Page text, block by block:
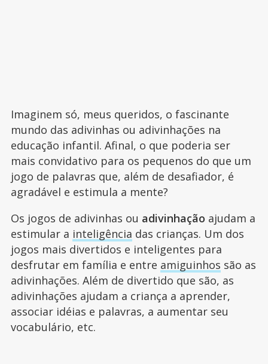
Imaginem só, meus queridos, o fascinante
mundo das adivinhas ou adivinhações na
educação infantil. Afinal, o que poderia ser
mais convidativo para os pequenos do que um
jogo de palavras que, além de desafiador, é
agradável e estimula a mente?
Os jogos de adivinhas ou adivinhação ajudam a
estimular a inteligência das crianças. Um dos
jogos mais divertidos e inteligentes para
desfrutar em família e entre amiguinhos são as
adivinhações. Além de divertido que são, as
adivinhações ajudam a criança a aprender,
associar idéias e palavras, a aumentar seu
vocabulário, etc.